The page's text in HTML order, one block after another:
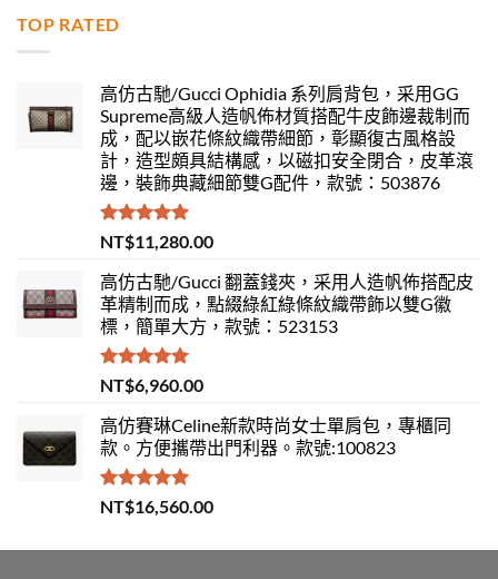
TOP RATED
高仿古馳/Gucci Ophidia 系列肩背包，采用GG
Supreme高級人造帆佈材質搭配牛皮飾邊裁制而
成，配以嵌花條紋織帶細節，彰顯復古風格設
計，造型頗具結構感，以磁扣安全閉合，皮革滾
邊，裝飾典藏細節雙G配件，款號：503876
評分5.00
滿分 5
NT$11,280.00
高仿古馳/Gucci 翻蓋錢夾，采用人造帆佈搭配皮
革精制而成，點綴綠紅綠條紋織帶飾以雙G徽
標，簡單大方，款號：523153
評分 5.00
滿分 5
NT$6,960.00
高仿賽琳Celine新款時尚女士單肩包，專櫃同
款。方便攜帶出門利器。款號:100823
評分5.00
滿分 5
NT$16,560.00